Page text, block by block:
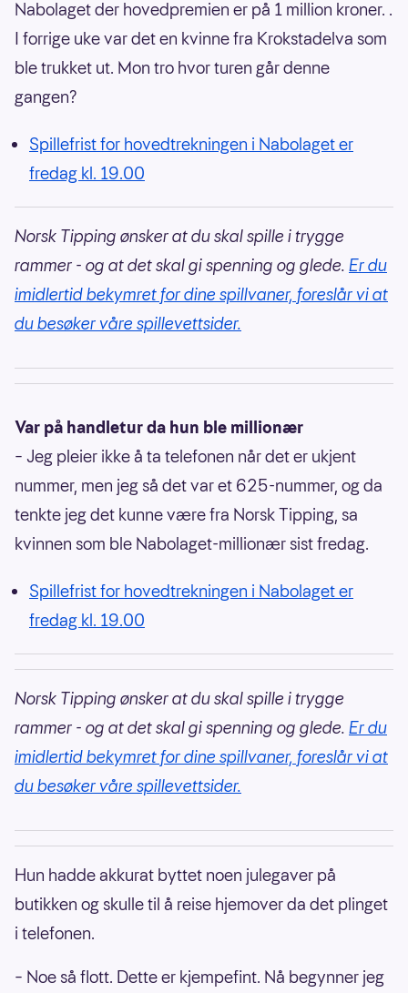
Nabolaget der hovedpremien er på 1 million kroner. .
I forrige uke var det en kvinne fra Krokstadelva som
ble trukket ut. Mon tro hvor turen går denne
gangen?
Spillefrist for hovedtrekningen i Nabolaget er
fredag kl. 19.00
Norsk Tipping ønsker at du skal spille i trygge
rammer - og at det skal gi spenning og glede. Er du
imidlertid bekymret for dine spillvaner, foreslår vi at
du besøker våre spillevettsider.
Var på handletur da hun ble millionær
– Jeg pleier ikke å ta telefonen når det er ukjent
nummer, men jeg så det var et 625-nummer, og da
tenkte jeg det kunne være fra Norsk Tipping, sa
kvinnen som ble Nabolaget-millionær sist fredag.
Spillefrist for hovedtrekningen i Nabolaget er
fredag kl. 19.00
Norsk Tipping ønsker at du skal spille i trygge
rammer - og at det skal gi spenning og glede. Er du
imidlertid bekymret for dine spillvaner, foreslår vi at
du besøker våre spillevettsider.
Hun hadde akkurat byttet noen julegaver på
butikken og skulle til å reise hjemover da det plinget
i telefonen.
– Noe så flott. Dette er kjempefint. Nå begynner jeg